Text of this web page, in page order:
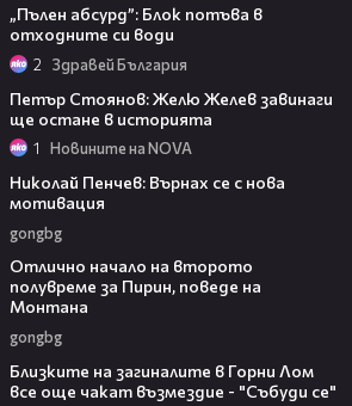
„Пълен абсурд”: Блок потъва в
отходните си води
2 Здравей България
Петър Стоянов: Желю Желев завинаги
ще остане в историята
1 Новините на NOVA
Николай Пенчев: Върнах се с нова
мотивация
gongbg
Отлично начало на второто
полувреме за Пирин, поведе на
Монтана
gongbg
Близките на загиналите в Горни Лом
все още чакат възмездие - "Събуди се"